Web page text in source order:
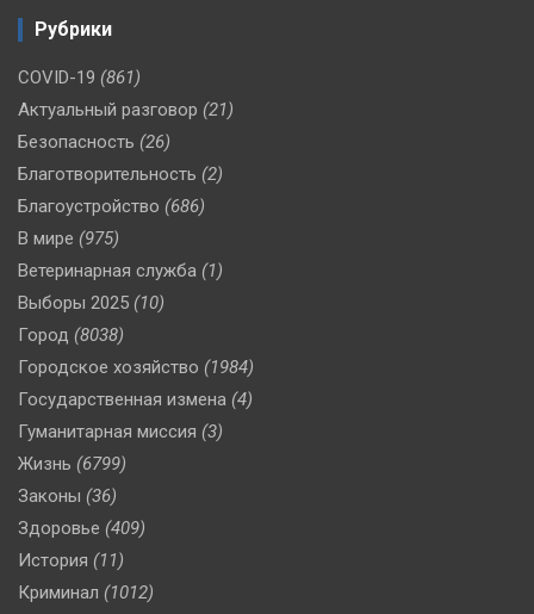
Рубрики
COVID-19 (861)
Актуальный разговор (21)
Безопасность (26)
Благотворительность (2)
Благоустройство (686)
В мире (975)
Ветеринарная служба (1)
Выборы 2025 (10)
Город (8038)
Городское хозяйство (1984)
Государственная измена (4)
Гуманитарная миссия (3)
Жизнь (6799)
Законы (36)
Здоровье (409)
История (11)
Криминал (1012)